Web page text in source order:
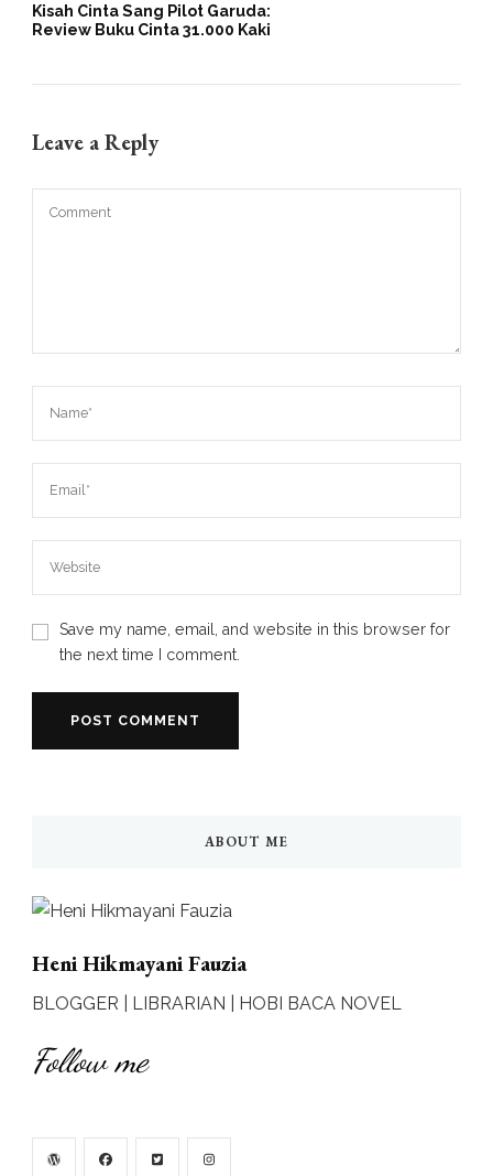
Kisah Cinta Sang Pilot Garuda:
Review Buku Cinta 31.000 Kaki
Leave a Reply
Save my name, email, and website in this browser for
the next time I comment.
ABOUT ME
Heni Hikmayani Fauzia
BLOGGER | LIBRARIAN | HOBI BACA NOVEL
Follow me